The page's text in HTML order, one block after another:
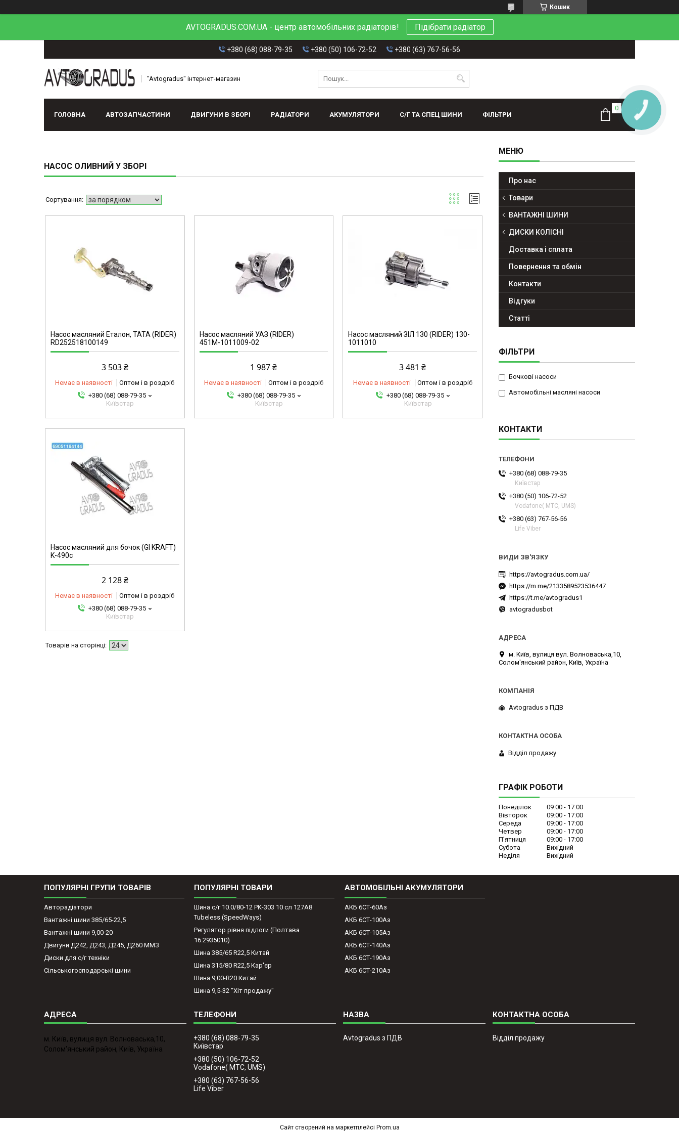
Кошик
AVTOGRADUS.COM.UA - центр автомобільних радіаторів! Підібрати радіатор
+380 (68) 088-79-35 +380 (50) 106-72-52 +380 (63) 767-56-56
"Avtogradus" інтернет-магазин
ГОЛОВНА АВТОЗАПЧАСТИНИ ДВИГУНИ В ЗБОРІ РАДІАТОРИ АКУМУЛЯТОРИ С/Г ТА СПЕЦ ШИНИ ФІЛЬТРИ
НАСОС ОЛИВНИЙ У ЗБОРІ
Насос масляний Еталон, ТАТА (RIDER)
RD252518100149
3 503 ₴
Немає в наявності
Оптом і в роздріб
+380 (68) 088-79-35
Київстар
Насос масляний УАЗ (RIDER)
451М-1011009-02
1 987 ₴
Немає в наявності
Оптом і в роздріб
+380 (68) 088-79-35
Київстар
Насос масляний ЗІЛ 130 (RIDER) 130-
1011010
3 481 ₴
Немає в наявності
Оптом і в роздріб
+380 (68) 088-79-35
Київстар
Насос масляний для бочок (GI KRAFT)
K-490c
2 128 ₴
Немає в наявності
Оптом і в роздріб
+380 (68) 088-79-35
Київстар
Про нас
Товари
ВАНТАЖНІ ШИНИ
ДИСКИ КОЛІСНІ
Доставка і сплата
Повернення та обмін
Контакти
Відгуки
Статті
ФІЛЬТРИ
Бочкові насоси
Автомобільні масляні насоси
КОНТАКТИ
+380 (68) 088-79-35
Київстар
+380 (50) 106-72-52
Vodafone( МТС, UMS)
+380 (63) 767-56-56
Life Viber
https://avtogradus.com.ua/
https://m.me/2133589523536447
https://t.me/avtogradus1
avtogradusbot
м. Київ, вулиця вул. Волноваська,10,
Солом'янський район, Київ, Україна
Avtogradus з ПДВ
Відділ продажу
ГРАФІК РОБОТИ
Понеділок 09:00
17:00
Вівторок
09:00
17:00
Середа
09:00
17:00
Четвер
09:00
17:00
Пʼятниця
09:00
17:00
Субота
Вихідний
Неділя
Вихідний
ПОПУЛЯРНІ ГРУПИ ТОВАРІВ
Авторадіатори
Вантажні шини 385/65-22,5
Вантажні шини 9,00-20
Двигуни Д242, Д243, Д245, Д260 ММЗ
Диски для с/г техніки
Сільськогосподарські шини
ПОПУЛЯРНІ ТОВАРИ
Шина с/г 10.0/80-12 PK-303 10 сл 127A8
Tubeless (SpeedWays)
Регулятор рівня підлоги (Полтава
16.2935010)
Шина 385/65 R22,5 Китай
Шина 315/80 R22,5 Кар'єр
Шина 9,00-R20 Китай
Шина 9,5-32 "Хіт продажу"
АВТОМОБІЛЬНІ АКУМУЛЯТОРИ
АКБ 6СТ-60Аз
АКБ 6СТ-100Аз
АКБ 6СТ-105Аз
АКБ 6СТ-140Аз
АКБ 6СТ-190Аз
АКБ 6СТ-210Аз
м. Київ, вулиця вул. Волноваська,10,
Солом'янський район, Київ, Україна
+380 (68) 088-79-35
Київстар
+380 (50) 106-72-52
Vodafone( МТС, UMS)
+380 (63) 767-56-56
Life Viber
Avtogradus з ПДВ Відділ продажу
Сайт створений на маркетплейсі Prom.ua
КНОПКА
ЗВ'ЯЗКУ